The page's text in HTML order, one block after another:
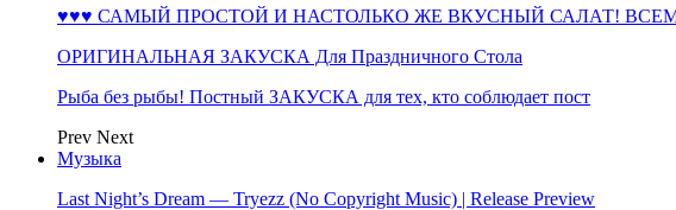
♥♥♥ САМЫЙ ПРОСТОЙ И НАСТОЛЬКО ЖЕ ВКУСНЫЙ САЛАТ!
ОРИГИНАЛЬНАЯ ЗАКУСКА Для Праздничного Стола
Рыба без рыбы! Постный ЗАКУСКА для тех, кто соблюдает пост
Prev Next
Музыка
Last Night’s Dream — Tryezz (No Copyright Music) | Release Preview